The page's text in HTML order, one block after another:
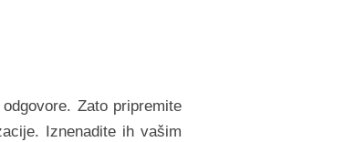
Zato pripremite
Iznenadite ih vašim